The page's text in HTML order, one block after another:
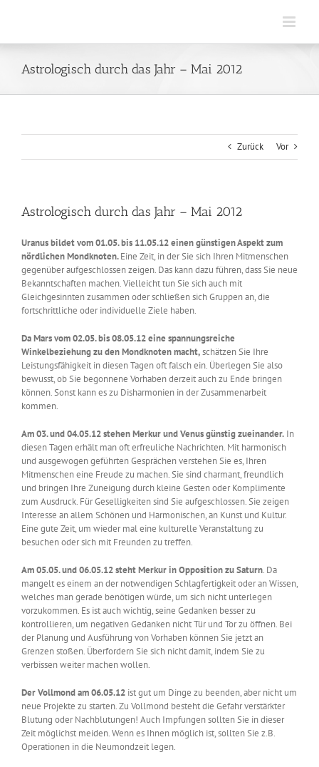
Astrologisch durch das Jahr – Mai 2012
Zurück Vor
Astrologisch durch das Jahr – Mai 2012
Uranus bildet vom 01.05. bis 11.05.12 einen günstigen Aspekt zum
nördlichen Mondknoten.Eine Zeit, in der Sie sich Ihren Mitmenschen
gegenüber aufgeschlossen zeigen. Das kann dazu führen, dass Sie neue
Bekanntschaften machen. Vielleicht tun Sie sich auch mit
Gleichgesinnten zusammen oder schließen sich Gruppen an, die
fortschrittliche oder individuelle Ziele haben.
Da Mars vom 02.05. bis 08.05.12 eine spannungsreiche
Winkelbeziehung zu den Mondknoten macht,schätzen Sie Ihre
Leistungsfähigkeit in diesen Tagen oft falsch ein. Überlegen Sie also
bewusst, ob Sie begonnene Vorhaben derzeit auch zu Ende bringen
können. Sonst kann es zu Disharmonien in der Zusammenarbeit
kommen.
Am 03. und 04.05.12 stehen Merkur und Venus günstig zueinander. In
diesen Tagen erhält man oft erfreuliche Nachrichten. Mit harmonisch
und ausgewogen geführten Gesprächen verstehen Sie es, Ihren
Mitmenschen eine Freude zu machen. Sie sind charmant, freundlich
und bringen Ihre Zuneigung durch kleine Gesten oder Komplimente
zum Ausdruck. Für Geselligkeiten sind Sie aufgeschlossen. Sie zeigen
Interesse an allem Schönen und Harmonischen, an Kunst und Kultur.
Eine gute Zeit, um wieder mal eine kulturelle Veranstaltung zu
besuchen oder sich mit Freunden zu treffen.
Am 05.05. und 06.05.12 steht Merkur in Opposition zu Saturn. Da
mangelt es einem an der notwendigen Schlagfertigkeit oder an Wissen,
welches man gerade benötigen würde, um sich nicht unterlegen
vorzukommen. Es ist auch wichtig, seine Gedanken besser zu
kontrollieren, um negativen Gedanken nicht Tür und Tor zu öffnen. Bei
der Planung und Ausführung von Vorhaben können Sie jetzt an
Grenzen stoßen. Überfordern Sie sich nicht damit, indem Sie zu
verbissen weiter machen wollen.
Der Vollmond am 06.05.12 ist gut um Dinge zu beenden, aber nicht um
neue Projekte zu starten. Zu Vollmond besteht die Gefahr verstärkter
Blutung oder Nachblutungen! Auch Impfungen sollten Sie in dieser
Zeit möglichst meiden. Wenn es Ihnen möglich ist, sollten Sie z.B.
Operationen in die Neumondzeit legen.